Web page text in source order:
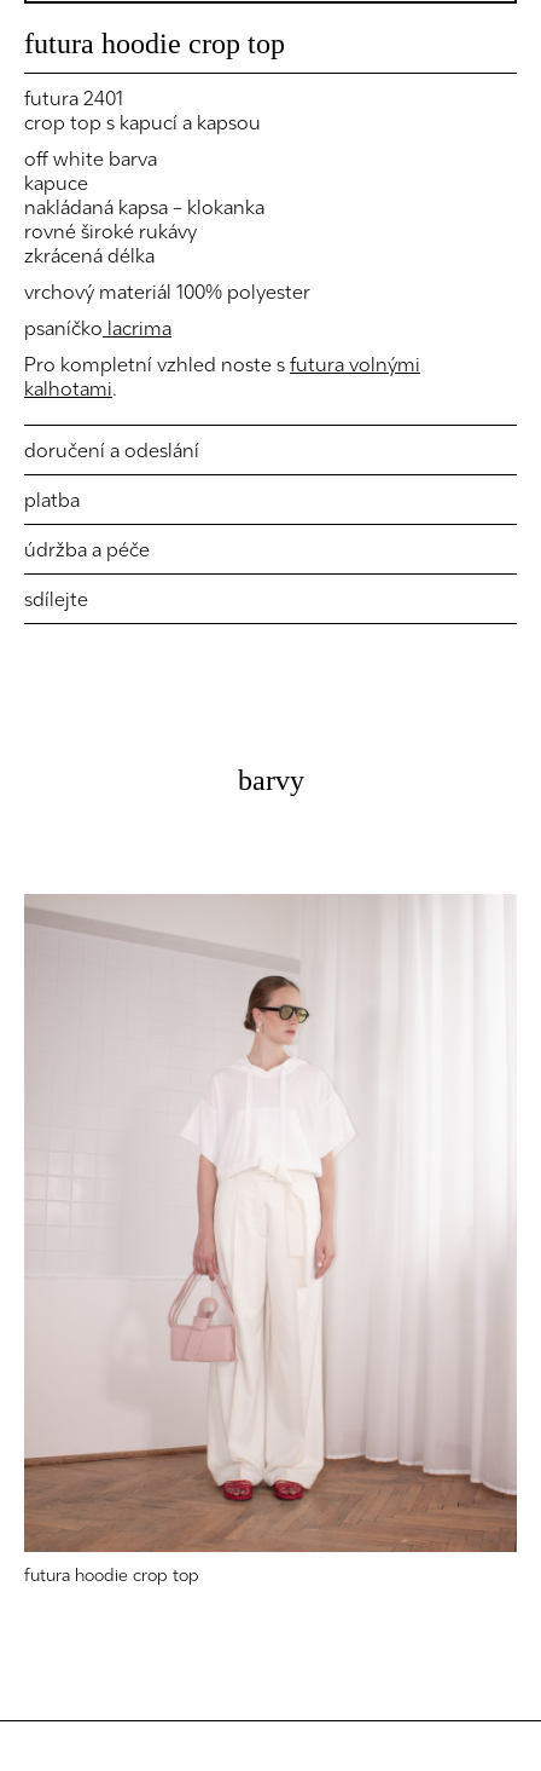
futura hoodie crop top
futura 2401
crop top s kapucí a kapsou
off white barva
kapuce
nakládaná kapsa – klokanka
rovné široké rukávy
zkrácená délka
vrchový materiál 100% polyester
psaníčko lacrima
Pro kompletní vzhled noste s futura volnými
kalhotami.
doručení a odeslání
platba
údržba a péče
sdílejte
barvy
futura hoodie crop top